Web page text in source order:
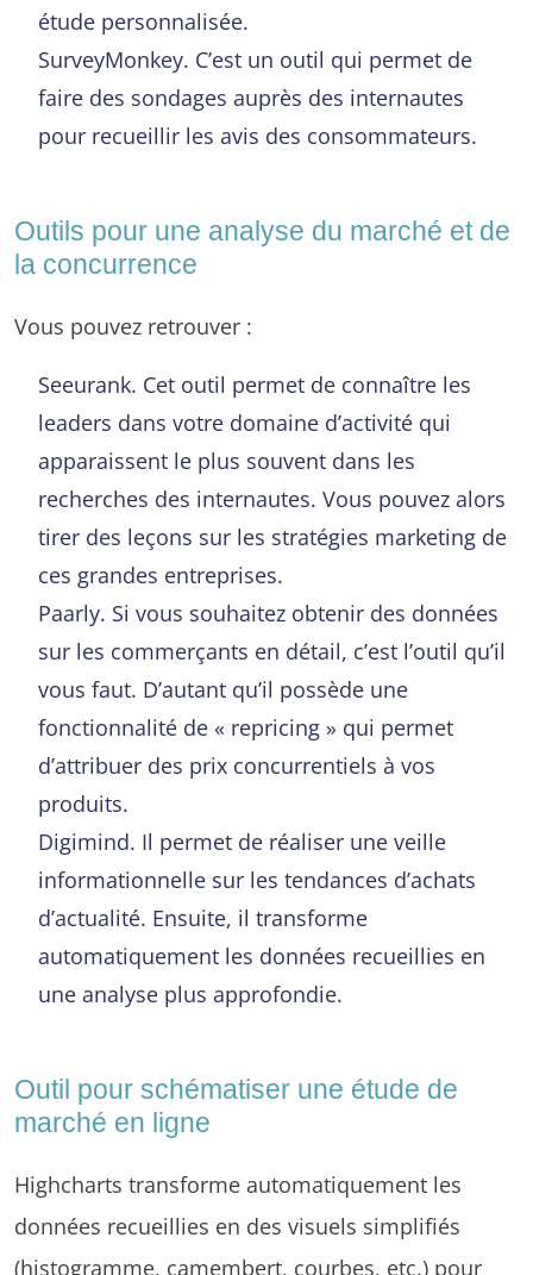
étude personnalisée.
SurveyMonkey. C’est un outil qui permet de
faire des sondages auprès des internautes
pour recueillir les avis des consommateurs.
Outils pour une analyse du marché et de
la concurrence
Vous pouvez retrouver :
Seeurank. Cet outil permet de connaître les
leaders dans votre domaine d’activité qui
apparaissent le plus souvent dans les
recherches des internautes. Vous pouvez alors
tirer des leçons sur les stratégies marketing de
ces grandes entreprises.
Paarly. Si vous souhaitez obtenir des données
sur les commerçants en détail, c’est l’outil qu’il
vous faut. D’autant qu’il possède une
fonctionnalité de « repricing » qui permet
d’attribuer des prix concurrentiels à vos
produits.
Digimind. Il permet de réaliser une veille
informationnelle sur les tendances d’achats
d’actualité. Ensuite, il transforme
automatiquement les données recueillies en
une analyse plus approfondie.
Outil pour schématiser une étude de
marché en ligne
Highcharts transforme automatiquement les
données recueillies en des visuels simplifiés
(histogramme, camembert, courbes, etc.) pour